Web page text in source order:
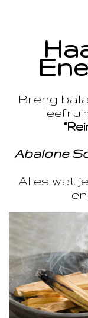
Breng
Abalone
Alles wat